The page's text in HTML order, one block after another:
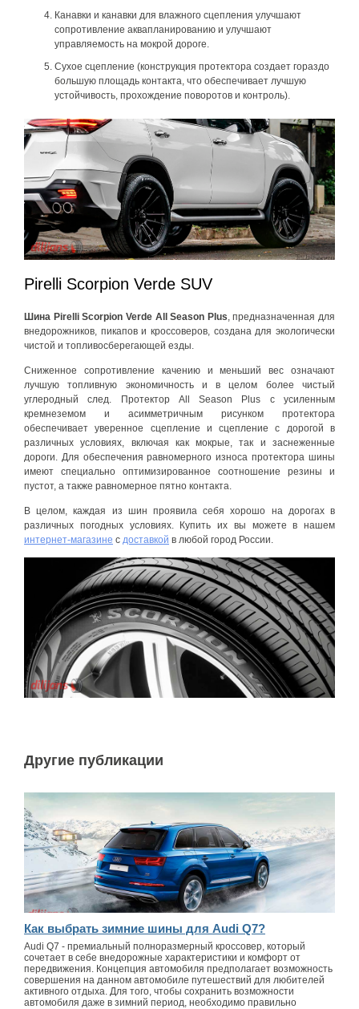
Канавки и канавки для влажного сцепления улучшают
сопротивление аквапланированию и улучшают
управляемость на мокрой дороге.
Сухое сцепление (конструкция протектора создает гораздо
большую площадь контакта, что обеспечивает лучшую
устойчивость, прохождение поворотов и контроль).
Pirelli Scorpion Verde SUV
Шина Pirelli Scorpion Verde All Season Plus , предназначенная для
внедорожников, пикапов и кроссоверов, создана для экологически
чистой и топливосберегающей езды.
Сниженное сопротивление качению и меньший вес означают
лучшую топливную экономичность и в целом более чистый
углеродный след. Протектор All Season Plus с усиленным
кремнеземом и асимметричным рисунком протектора
обеспечивает уверенное сцепление и сцепление с дорогой в
различных условиях, включая как мокрые, так и заснеженные
дороги. Для обеспечения равномерного износа протектора шины
имеют специально оптимизированное соотношение резины и
пустот, а также равномерное пятно контакта.
В целом, каждая из шин проявила себя хорошо на дорогах в
различных погодных условиях. Купить их вы можете в нашем
интернет-магазине с доставкой в любой город России.
Другие публикации
Как выбрать зимние шины для Audi Q7?
Audi Q7 - премиальный полноразмерный кроссовер, который
сочетает в себе внедорожные характеристики и комфорт от
передвижения. Концепция автомобиля предполагает возможность
совершения на данном автомобиле путешествий для любителей
активного отдыха. Для того, чтобы сохранить возможности
автомобиля даже в зимний период, необходимо правильно